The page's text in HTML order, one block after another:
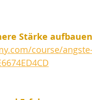
Stärke aufbauen
course/